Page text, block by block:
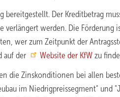
bereitgestellt. Der Kreditbetrag
verlängert werden. Die
wer zum Zeitpunkt der
auf der
Website der KfW zu
die Zinskonditionen bei allen
im Niedrigpreissegment" und